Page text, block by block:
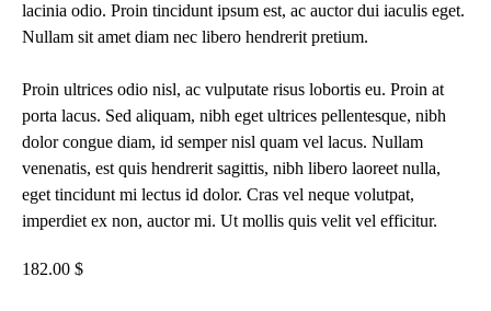
lacinia odio. Proin tincidunt ipsum est, ac auctor dui iaculis eget.
Nullam sit amet diam nec libero hendrerit pretium.
Proin ultrices odio nisl, ac vulputate risus lobortis eu. Proin at
porta lacus. Sed aliquam, nibh eget ultrices pellentesque, nibh
dolor congue diam, id semper nisl quam vel lacus. Nullam
venenatis, est quis hendrerit sagittis, nibh libero laoreet nulla,
eget tincidunt mi lectus id dolor. Cras vel neque volutpat,
imperdiet ex non, auctor mi. Ut mollis quis velit vel efficitur.
182.00 $